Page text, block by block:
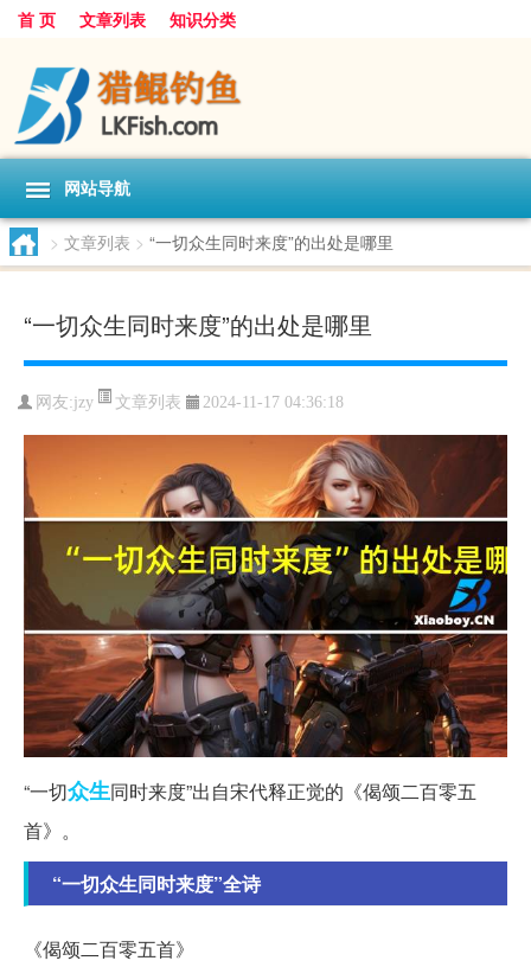
首 页 文章列表 知识分类
网站导航
> 文章列表 > “一切众生同时来度”的出处是哪里
“一切众生同时来度”的出处是哪里
网友:jzy 文章列表 2024-11-17 04:36:18
“一切众生同时来度”出自宋代释正觉的《偈颂二百零五
首》。
“一切众生同时来度”全诗
《偈颂二百零五首》